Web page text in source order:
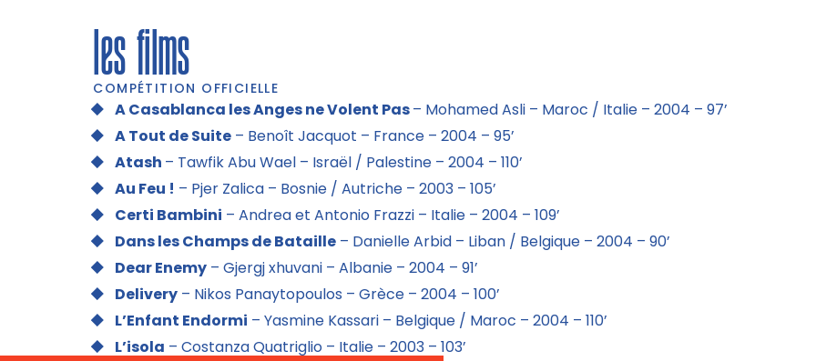
les films
COMPÉTITION OFFICIELLE
A Casablanca les Anges ne Volent Pas– Mohamed Asli – Maroc / Italie – 2004 – 97’
A Tout de Suite – Benoît Jacquot – France – 2004 – 95’
Atash – Tawfik Abu Wael – Israël / Palestine – 2004 – 110’
Au Feu ! – Pjer Zalica – Bosnie / Autriche – 2003 – 105’
Certi Bambini – Andrea et Antonio Frazzi – Italie – 2004 – 109’
Dans les Champs de Bataille – Danielle Arbid – Liban / Belgique – 2004 – 90’
Dear Enemy – Gjergj xhuvani – Albanie – 2004 – 91’
Delivery – Nikos Panaytopoulos – Grèce – 2004 – 100’
L’Enfant Endormi – Yasmine Kassari – Belgique / Maroc – 2004 – 110’
L’isola – Costanza Quatriglio – Italie – 2003 – 103’